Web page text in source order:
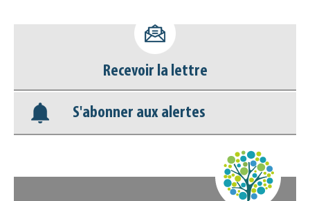
déconnecter)
Base documentaire
Nos veilles Scoop.it
Recevoir la lettre
S'abonner aux alertes